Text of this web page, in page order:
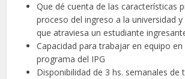
Que dé cuenta de las características
proceso del ingreso a la universidad
que atraviesa un estudiante
Capacidad para trabajar en equipo
programa del IPG
Disponibilidad de 3 hs. semanales de